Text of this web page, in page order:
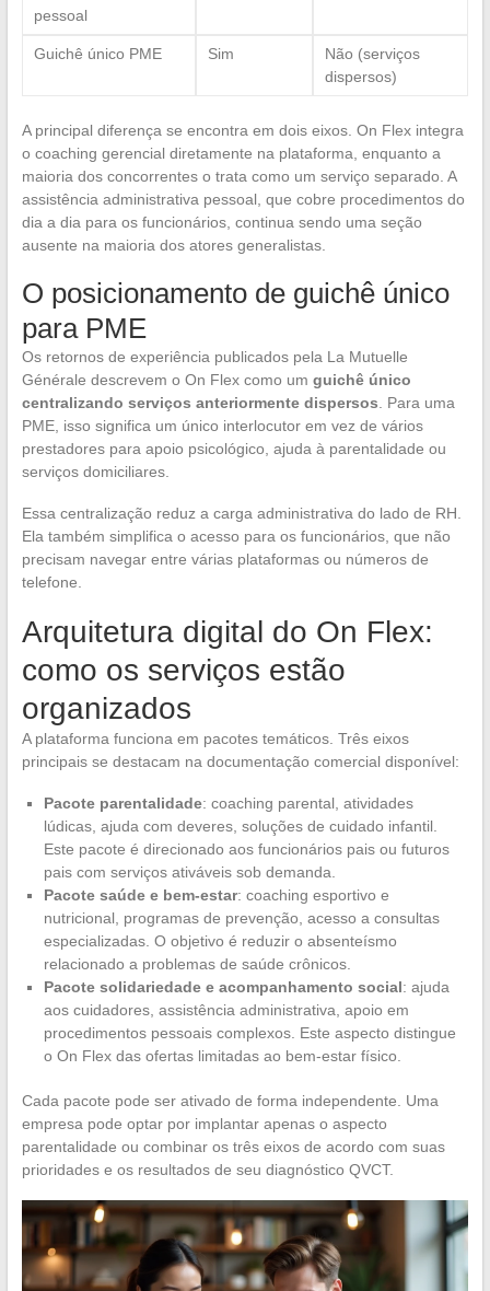
pessoal
Guichê único PME Sim
Não (serviços
dispersos)
A principal diferença se encontra em dois eixos. On Flex integra
o coaching gerencial diretamente na plataforma, enquanto a
maioria dos concorrentes o trata como um serviço separado. A
assistência administrativa pessoal, que cobre procedimentos do
dia a dia para os funcionários, continua sendo uma seção
ausente na maioria dos atores generalistas.
O posicionamento de guichê único
para PME
Os retornos de experiência publicados pela La Mutuelle
Générale descrevem o On Flex como um guichê único
centralizando serviços anteriormente dispersos . Para uma
PME, isso significa um único interlocutor em vez de vários
prestadores para apoio psicológico, ajuda à parentalidade ou
serviços domiciliares.
Essa centralização reduz a carga administrativa do lado de RH.
Ela também simplifica o acesso para os funcionários, que não
precisam navegar entre várias plataformas ou números de
telefone.
Arquitetura digital do On Flex:
como os serviços estão
organizados
A plataforma funciona em pacotes temáticos. Três eixos
principais se destacam na documentação comercial disponível:
Pacote parentalidade: coaching parental, atividades
lúdicas, ajuda com deveres, soluções de cuidado infantil.
Este pacote é direcionado aos funcionários pais ou futuros
pais com serviços ativáveis sob demanda.
Pacote saúde e bem-estar: coaching esportivo e
nutricional, programas de prevenção, acesso a consultas
especializadas. O objetivo é reduzir o absenteísmo
relacionado a problemas de saúde crônicos.
Pacote solidariedade e acompanhamento social: ajuda
aos cuidadores, assistência administrativa, apoio em
procedimentos pessoais complexos. Este aspecto distingue
o On Flex das ofertas limitadas ao bem-estar físico.
Cada pacote pode ser ativado de forma independente. Uma
empresa pode optar por implantar apenas o aspecto
parentalidade ou combinar os três eixos de acordo com suas
prioridades e os resultados de seu diagnóstico QVCT.